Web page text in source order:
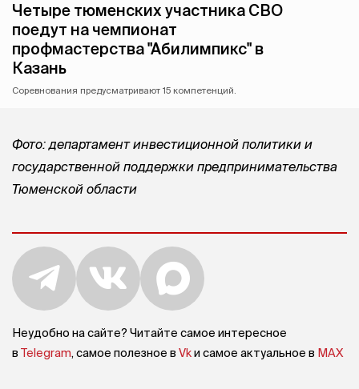
Четыре тюменских участника СВО
поедут на чемпионат
профмастерства "Абилимпикс" в
Казань
Соревнования предусматривают 15 компетенций.
Фото: департамент инвестиционной политики и
государственной поддержки предпринимательства
Тюменской области
Неудобно на сайте? Читайте самое интересное
в Telegram, самое полезное в Vkи самое актуальное в MAX